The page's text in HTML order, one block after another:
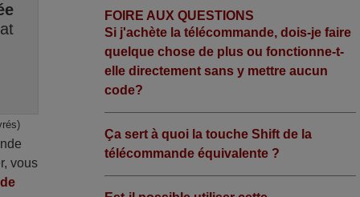
vous
FOIRE AUX QUESTIONS
Si j'achète la télécommande, dois-je faire
quelque chose de plus ou fonctionne-t-
elle directement sans y mettre aucun
code?
Ça sert à quoi la touche Shift de la
télécommande équivalente ?